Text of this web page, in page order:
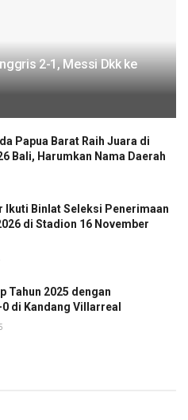
2-1, Messi Dkk ke
Papua Barat Raih Juara di
Bali, Harumkan Nama Daerah
Ikuti Binlat Seleksi Penerimaan
di Stadion 16 November
Tahun 2025 dengan
di Kandang Villarreal